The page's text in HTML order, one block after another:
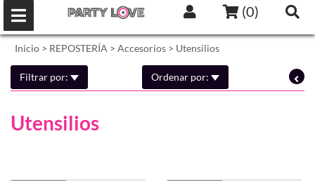
(0)
Inicio > REPOSTERÍA > Accesorios > Utensilios
Filtrar por: Ordenar por:
Utensilios